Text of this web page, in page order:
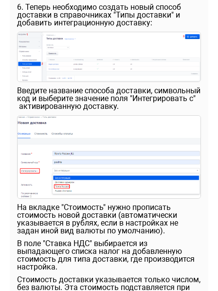
6. Теперь необходимо создать новый способ
доставки в справочниках "Типы доставки" и
добавить интеграционную доставку:
Введите название способа доставки, символьный
код и выберите значение поля "Интегрировать с"
активированную доставку.
На вкладке "Стоимость" нужно прописать
стоимость новой доставки (автоматически
указывается в рублях, если в настройках не
задан иной вид валюты по умолчанию).
В поле "Ставка НДС" выбирается из
выпадающего списка налог на добавленную
стоимость для типа доставки, где производится
настройка.
Стоимость доставки указывается только числом,
без валюты. Эта стоимость подставляется при